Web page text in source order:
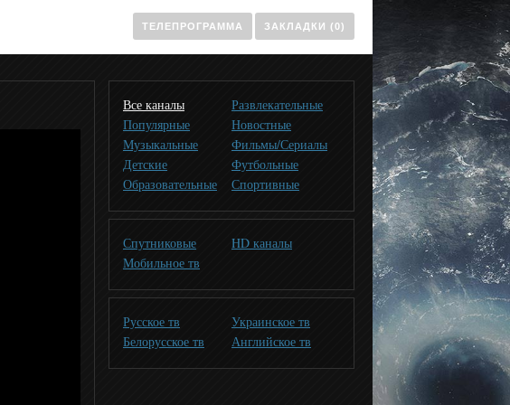
ТЕЛЕПРОГРАММА ЗАКЛАДКИ (0)
Все каналы
Развлекательные
Популярные
Новостные
Музыкальные
Фильмы/Сериалы
Детские
Футбольные
Образовательные
Спортивные
Спутниковые
HD каналы
Мобильное тв
Русское тв
Украинское тв
Белорусское тв
Английское тв